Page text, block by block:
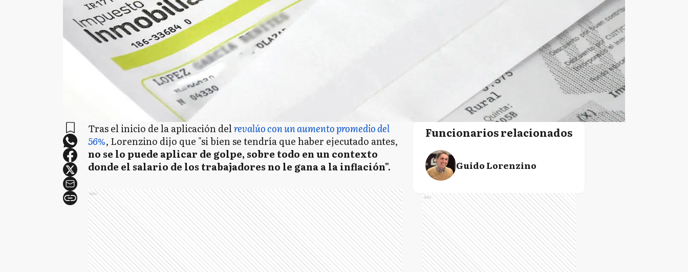
Tras el inicio de la aplicación delrevalúo con un aumento promedio del
56%, Lorenzino dijo que "si bien se tendría que haber ejecutado antes,
no se lo puede aplicar de golpe, sobre todo en un contexto
donde el salario de los trabajadores no le gana a la inflación".
Ads
Funcionarios relacionados
Guido Lorenzino
Ads